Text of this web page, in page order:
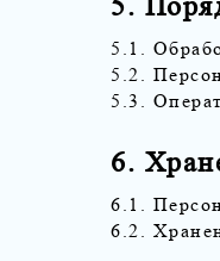
5.
5.1.
5.2.
5.3.
6.
6.1.
6.2.